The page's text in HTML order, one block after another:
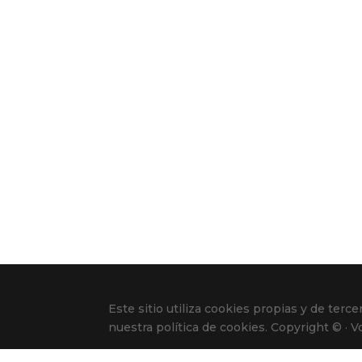
Este sitio utiliza cookies propias y de
nuestra política de cookies. Copyright © ·